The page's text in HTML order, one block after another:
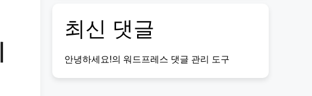
최신 댓글
안녕하세요!의 워드프레스 댓글 관리 도구